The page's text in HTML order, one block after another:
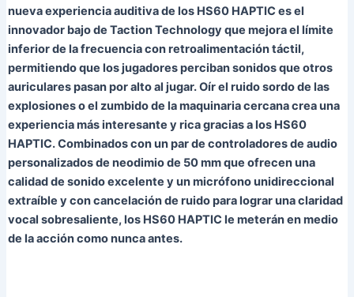
nueva experiencia auditiva de los HS60 HAPTIC es el
innovador bajo de Taction Technology que mejora el límite
inferior de la frecuencia con retroalimentación táctil,
permitiendo que los jugadores perciban sonidos que otros
auriculares pasan por alto al jugar. Oír el ruido sordo de las
explosiones o el zumbido de la maquinaria cercana crea una
experiencia más interesante y rica gracias a los HS60
HAPTIC. Combinados con un par de controladores de audio
personalizados de neodimio de 50 mm que ofrecen una
calidad de sonido excelente y un micrófono unidireccional
extraíble y con cancelación de ruido para lograr una claridad
vocal sobresaliente, los HS60 HAPTIC le meterán en medio
de la acción como nunca antes.